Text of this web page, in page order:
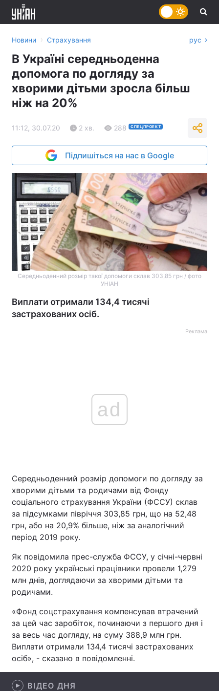
Головна Війна
Україна Політика
Економіка Світ
Спорт
Техно і зв'язок Лайт
Зброя Інциденти
Здоров'я Туризм
Цікавинки Погода
Екологія Регіони
Лонгріди
Новини › Страхування рус
В Україні середньоденна
допомога по догляду за
хворими дітьми зросла більш
ніж на 20%
11:12, 30.07.20 2 хв. 288 СПЕЦПРОЕКТ
Підпишіться на нас в Google
Середньоденний розмір такої допомоги склав 303,85 грн / фото
УНІАН
Виплати отримали 134,4 тисячі
застрахованих осіб.
Реклама
ad
Середньоденний розмір допомоги по догляду за
хворими дітьми та родичами від Фонду
соціального страхування України (ФССУ) склав
за підсумками півріччя 303,85 грн, що на 52,48
грн, або на 20,9% більше, ніж за аналогічний
період 2019 року.
Як повідомила прес-служба ФССУ, у січні-червні
2020 року українські працівники провели 1,279
млн днів, доглядаючи за хворими дітьми та
родичами.
«Фонд соцстрахування компенсував втрачений
за цей час заробіток, починаючи з першого дня і
за весь час догляду, на суму 388,9 млн грн.
Виплати отримали 134,4 тисячі застрахованих
осіб», - сказано в повідомленні.
ВІДЕО ДНЯ